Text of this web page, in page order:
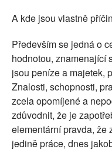
A kde jsou vlastně
Především se jedná o
hodnotou, znamenající
jsou peníze a majetek,
Znalosti, schopnosti,
zcela opomíjené a
zdůvodnit, že je
elementární pravda, že
jedině práce, dnes